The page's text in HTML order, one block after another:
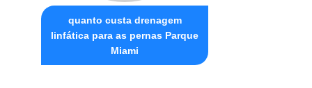
quanto custa drenagem
linfática para as pernas Parque
Miami